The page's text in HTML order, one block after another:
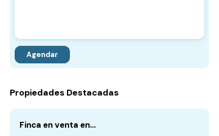
Propiedades Destacadas
Finca en venta en…